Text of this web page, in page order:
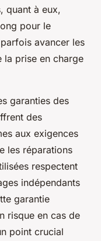
quant à eux,
pour le
avancer les
la prise en charge
garanties des
des
aux exigences
les réparations
respectent
indépendants
garantie
risque en cas de
point crucial